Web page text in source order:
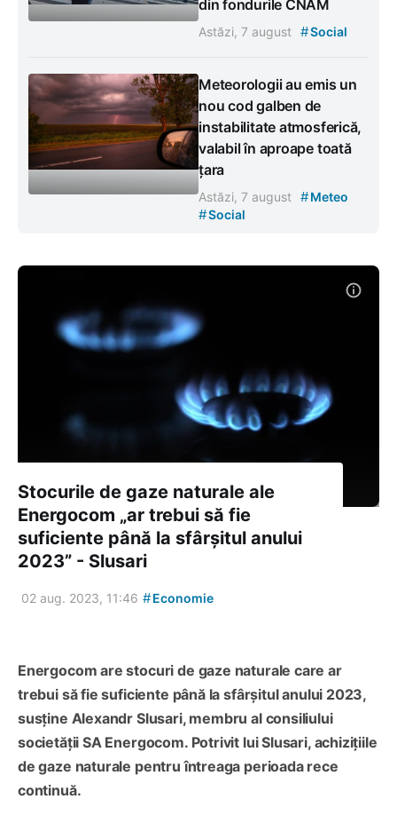
din fondurile CNAM
Astăzi, 7 august #Social
Meteorologii au emis un
nou cod galben de
instabilitate atmosferică,
valabil în aproape toată
țara
Astăzi, 7 august #Meteo
#Social
Stocurile de gaze naturale ale
Energocom „ar trebui să fie
suficiente până la sfârșitul anului
2023” - Slusari
02 aug. 2023, 11:46 #Economie
Energocom are stocuri de gaze naturale care ar
trebui să fie suficiente până la sfârșitul anului 2023,
susține Alexandr Slusari, membru al consiliului
societății SA Energocom. Potrivit lui Slusari, achizițiile
de gaze naturale pentru întreaga perioada rece
continuă.